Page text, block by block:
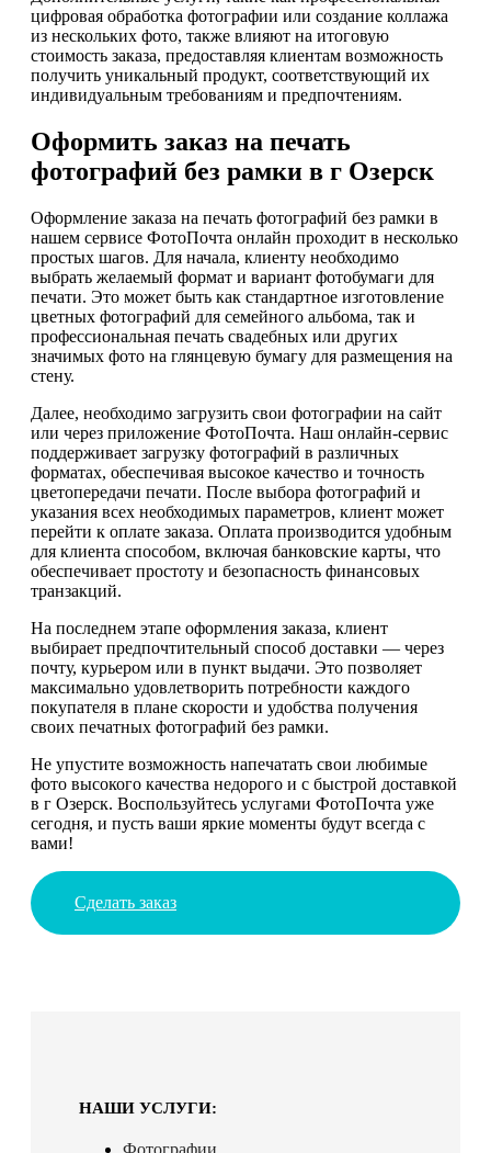
цифровая обработка фотографии или создание коллажа
из нескольких фото, также влияют на итоговую
стоимость заказа, предоставляя клиентам возможность
получить уникальный продукт, соответствующий их
индивидуальным требованиям и предпочтениям.
Оформить заказ на печать
фотографий без рамки в г Озерск
Оформление заказа на печать фотографий без рамки в
нашем сервисе ФотоПочта онлайн проходит в несколько
простых шагов. Для начала, клиенту необходимо
выбрать желаемый формат и вариант фотобумаги для
печати. Это может быть как стандартное изготовление
цветных фотографий для семейного альбома, так и
профессиональная печать свадебных или других
значимых фото на глянцевую бумагу для размещения на
стену.
Далее, необходимо загрузить свои фотографии на сайт
или через приложение ФотоПочта. Наш онлайн-сервис
поддерживает загрузку фотографий в различных
форматах, обеспечивая высокое качество и точность
цветопередачи печати. После выбора фотографий и
указания всех необходимых параметров, клиент может
перейти к оплате заказа. Оплата производится удобным
для клиента способом, включая банковские карты, что
обеспечивает простоту и безопасность финансовых
транзакций.
На последнем этапе оформления заказа, клиент
выбирает предпочтительный способ доставки — через
почту, курьером или в пункт выдачи. Это позволяет
максимально удовлетворить потребности каждого
покупателя в плане скорости и удобства получения
своих печатных фотографий без рамки.
Не упустите возможность напечатать свои любимые
фото высокого качества недорого и с быстрой доставкой
в г Озерск. Воспользуйтесь услугами ФотоПочта уже
сегодня, и пусть ваши яркие моменты будут всегда с
вами!
Сделать заказ
НАШИ УСЛУГИ:
Фотографии